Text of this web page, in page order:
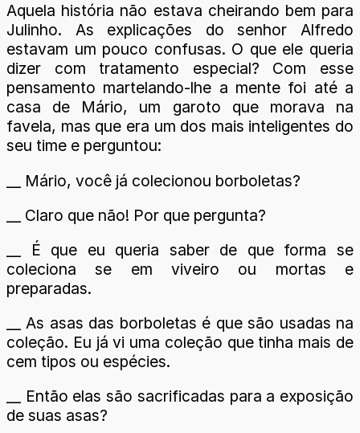
Aquela história não estava cheirando bem para
Julinho. As explicações do senhor Alfredo
estavam um pouco confusas. O que ele queria
dizer com tratamento especial? Com esse
pensamento martelando-lhe a mente foi até a
casa de Mário, um garoto que morava na
favela, mas que era um dos mais inteligentes do
seu time e perguntou:
__ Mário, você já colecionou borboletas?
__ Claro que não! Por que pergunta?
__ É que eu queria saber de que forma se
coleciona se em viveiro ou mortas e
preparadas.
__ As asas das borboletas é que são usadas na
coleção. Eu já vi uma coleção que tinha mais de
cem tipos ou espécies.
__ Então elas são sacrificadas para a exposição
de suas asas?